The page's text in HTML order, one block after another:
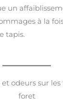
un
à la
tapis.
et odeurs sur
foret